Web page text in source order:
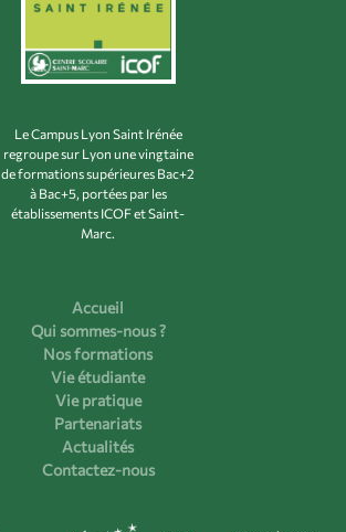
Le Campus Lyon Saint Irénée
regroupe sur Lyon une vingtaine
de formations supérieures Bac+2
à Bac+5, portées par les
établissements ICOF et Saint-
Marc.
Accueil
Qui sommes-nous ?
Nos formations
Vie étudiante
Vie pratique
Partenariats
Actualités
Contactez-nous